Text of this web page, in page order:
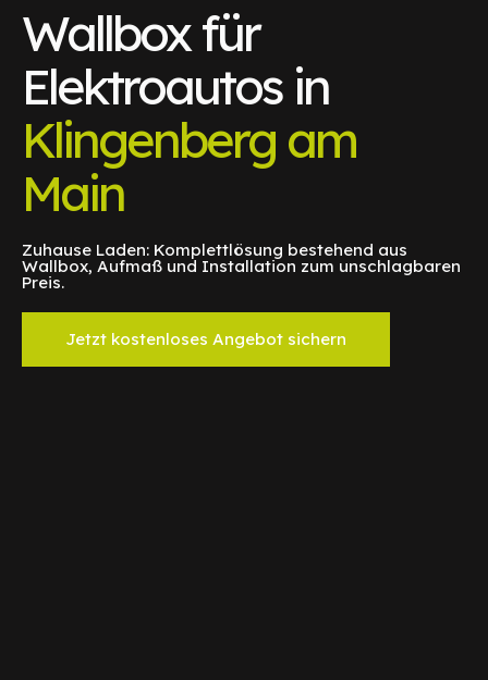
Wallbox für
Elektroautos in
Klingenberg am
Main
Zuhause Laden: Komplettlösung bestehend aus
Wallbox, Aufmaß und Installation zum unschlagbaren
Preis.
Jetzt kostenloses Angebot sichern